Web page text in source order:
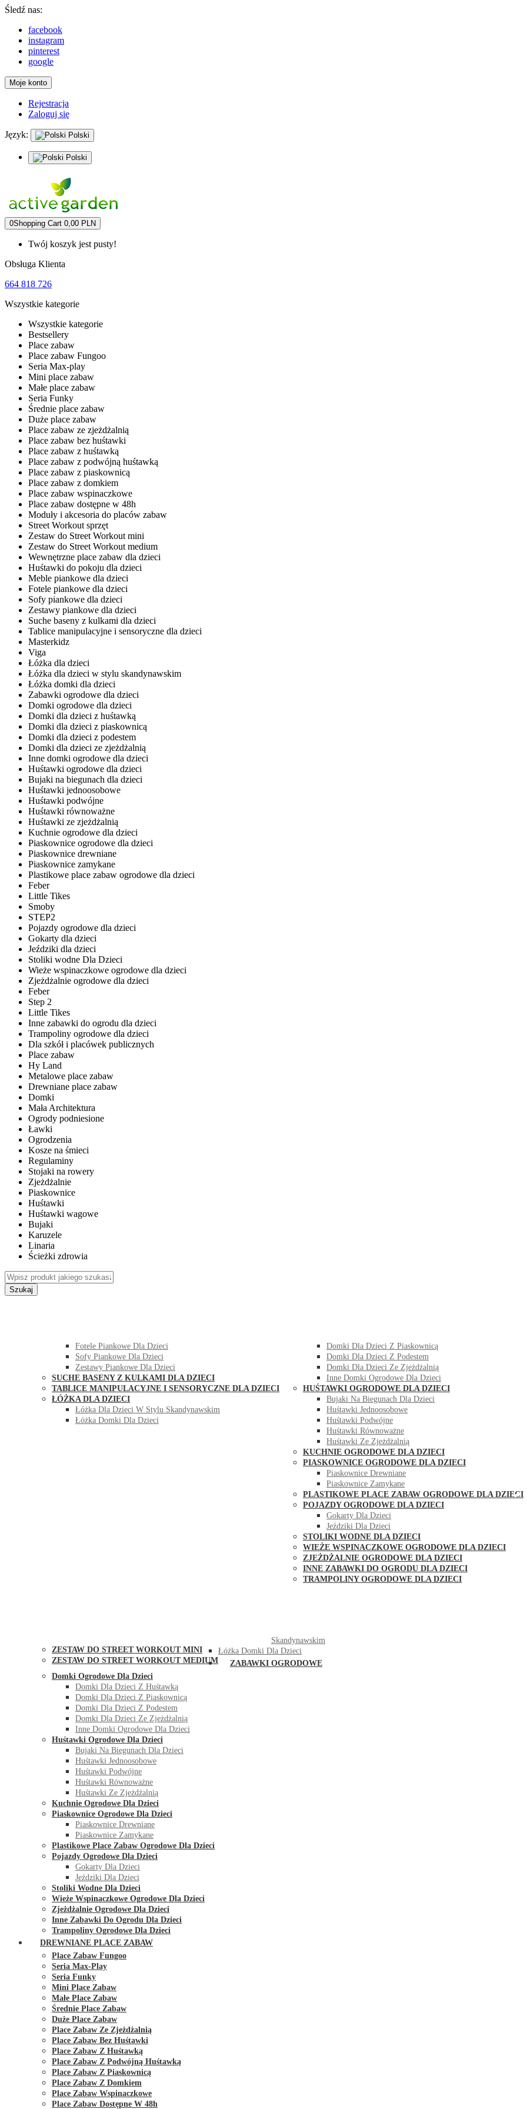
Śledź nas:
facebook
instagram
pinterest
google
Moje konto
Rejestracja
Zaloguj się
Język: Polski
Polski
0Shopping Cart 0,00 PLN
Twój koszyk jest pusty!
Obsługa Klienta
664 818 726
Wszystkie kategorie
Wszystkie kategorie
Bestsellery
Place zabaw
Place zabaw Fungoo
Seria Max-play
Mini place zabaw
Małe place zabaw
Seria Funky
Średnie place zabaw
Duże place zabaw
Place zabaw ze zjeżdżalnią
Place zabaw bez huśtawki
Place zabaw z huśtawką
Place zabaw z podwójną huśtawką
Place zabaw z piaskownicą
Place zabaw z domkiem
Place zabaw wspinaczkowe
Place zabaw dostępne w 48h
Moduły i akcesoria do placów zabaw
Street Workout sprzęt
Zestaw do Street Workout mini
Zestaw do Street Workout medium
Wewnętrzne place zabaw dla dzieci
Huśtawki do pokoju dla dzieci
Meble piankowe dla dzieci
Fotele piankowe dla dzieci
Sofy piankowe dla dzieci
Zestawy piankowe dla dzieci
Suche baseny z kulkami dla dzieci
Tablice manipulacyjne i sensoryczne dla dzieci
Masterkidz
Viga
Łóżka dla dzieci
Łóżka dla dzieci w stylu skandynawskim
Łóżka domki dla dzieci
Zabawki ogrodowe dla dzieci
Domki ogrodowe dla dzieci
Domki dla dzieci z huśtawką
Domki dla dzieci z piaskownicą
Domki dla dzieci z podestem
Domki dla dzieci ze zjeżdżalnią
Inne domki ogrodowe dla dzieci
Huśtawki ogrodowe dla dzieci
Bujaki na biegunach dla dzieci
Huśtawki jednoosobowe
Huśtawki podwójne
Huśtawki równoważne
Huśtawki ze zjeżdżalnią
Kuchnie ogrodowe dla dzieci
Piaskownice ogrodowe dla dzieci
Piaskownice drewniane
Piaskownice zamykane
Plastikowe place zabaw ogrodowe dla dzieci
Feber
Little Tikes
Smoby
STEP2
Pojazdy ogrodowe dla dzieci
Gokarty dla dzieci
Jeździki dla dzieci
Stoliki wodne Dla Dzieci
Wieże wspinaczkowe ogrodowe dla dzieci
Zjeżdżalnie ogrodowe dla dzieci
Feber
Step 2
Little Tikes
Inne zabawki do ogrodu dla dzieci
Trampoliny ogrodowe dla dzieci
Dla szkół i placówek publicznych
Place zabaw
Hy Land
Metalowe place zabaw
Drewniane place zabaw
Domki
Mała Architektura
Ogrody podniesione
Ławki
Ogrodzenia
Kosze na śmieci
Regulaminy
Stojaki na rowery
Zjeżdżalnie
Piaskownice
Huśtawki
Huśtawki wagowe
Bujaki
Karuzele
Linaria
Ścieżki zdrowia
Szukaj
Fotele Piankowe Dla Dzieci
Sofy Piankowe Dla Dzieci
Zestawy Piankowe Dla Dzieci
SUCHE BASENY Z KULKAMI DLA DZIECI
TABLICE MANIPULACYJNE I SENSORYCZNE DLA DZIECI
ŁÓŻKA DLA DZIECI
Łóżka Dla Dzieci W Stylu Skandynawskim
Łóżka Domki Dla Dzieci
Domki Dla Dzieci Z Piaskownicą
Domki Dla Dzieci Z Podestem
Domki Dla Dzieci Ze Zjeżdżalnią
Inne Domki Ogrodowe Dla Dzieci
HUŚTAWKI OGRODOWE DLA DZIECI
Bujaki Na Biegunach Dla Dzieci
Huśtawki Jednoosobowe
Huśtawki Podwójne
Huśtawki Równoważne
Huśtawki Ze Zjeżdżalnią
KUCHNIE OGRODOWE DLA DZIECI
PIASKOWNICE OGRODOWE DLA DZIECI
Piaskownice Drewniane
Piaskownice Zamykane
PLASTIKOWE PLACE ZABAW OGRODOWE DLA DZIECI
POJAZDY OGRODOWE DLA DZIECI
Gokarty Dla Dzieci
Jeździki Dla Dzieci
STOLIKI WODNE DLA DZIECI
WIEŻE WSPINACZKOWE OGRODOWE DLA DZIECI
ZJEŻDŻALNIE OGRODOWE DLA DZIECI
INNE ZABAWKI DO OGRODU DLA DZIECI
TRAMPOLINY OGRODOWE DLA DZIECI
ZESTAW DO STREET WORKOUT MINI
ZESTAW DO STREET WORKOUT MEDIUM
Skandynawskim
Łóżka Domki Dla Dzieci
ZABAWKI OGRODOWE
Domki Ogrodowe Dla Dzieci
Domki Dla Dzieci Z Huśtawką
Domki Dla Dzieci Z Piaskownicą
Domki Dla Dzieci Z Podestem
Domki Dla Dzieci Ze Zjeżdżalnią
Inne Domki Ogrodowe Dla Dzieci
Huśtawki Ogrodowe Dla Dzieci
Bujaki Na Biegunach Dla Dzieci
Huśtawki Jednoosobowe
Huśtawki Podwójne
Huśtawki Równoważne
Huśtawki Ze Zjeżdżalnią
Kuchnie Ogrodowe Dla Dzieci
Piaskownice Ogrodowe Dla Dzieci
Piaskownice Drewniane
Piaskownice Zamykane
Plastikowe Place Zabaw Ogrodowe Dla Dzieci
Pojazdy Ogrodowe Dla Dzieci
Gokarty Dla Dzieci
Jeździki Dla Dzieci
Stoliki Wodne Dla Dzieci
Wieże Wspinaczkowe Ogrodowe Dla Dzieci
Zjeżdżalnie Ogrodowe Dla Dzieci
Inne Zabawki Do Ogrodu Dla Dzieci
Trampoliny Ogrodowe Dla Dzieci
DREWNIANE PLACE ZABAW
Place Zabaw Fungoo
Seria Max-Play
Seria Funky
Mini Place Zabaw
Małe Place Zabaw
Średnie Place Zabaw
Duże Place Zabaw
Place Zabaw Ze Zjeżdżalnią
Place Zabaw Bez Huśtawki
Place Zabaw Z Huśtawką
Place Zabaw Z Podwójną Huśtawką
Place Zabaw Z Piaskownicą
Place Zabaw Z Domkiem
Place Zabaw Wspinaczkowe
Place Zabaw Dostępne W 48h